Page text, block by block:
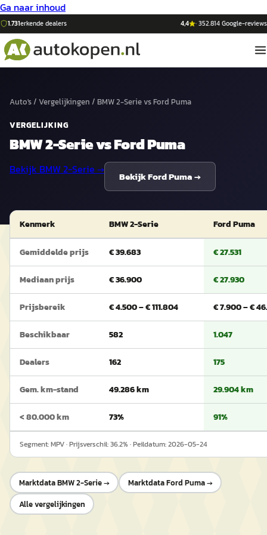
Ga naar inhoud
1.731erkende dealers 4,4 ·352.814Google-reviews
Auto's/ Vergelijkingen / BMW 2-SerievsFord Puma
VERGELIJKING
BMW 2-SerievsFord Puma
Bekijk BMW 2-Serie →
BekijkFord Puma→
Kenmerk BMW 2-Serie Ford Puma
Gemiddelde prijs € 39.683 € 27.531
Mediaan prijs € 36.900 € 27.930
Prijsbereik € 4.500 – € 111.804 € 7.900 – €
Beschikbaar 582 1.047
Dealers 162 175
Gem. km-stand 49.286 km 29.904 km
< 80.000 km 73% 91%
Segment:MPV· Prijsverschil:36.2% · Peildatum:2026-05-24
MarktdataBMW 2-Serie→ MarktdataFord Puma→
Alle vergelijkingen